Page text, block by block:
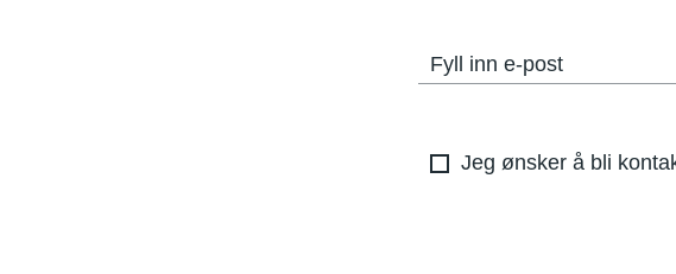
Fyll inn e-post
Jeg ønsker å bli